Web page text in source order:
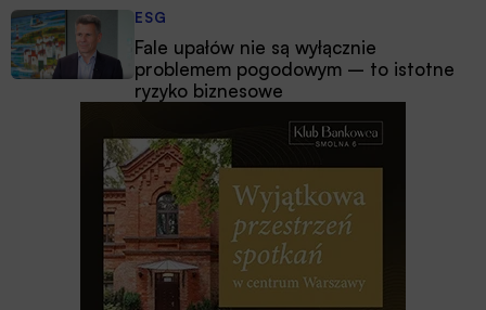
ESG
Fale upałów nie są wyłącznie
problemem pogodowym – to istotne
ryzyko biznesowe